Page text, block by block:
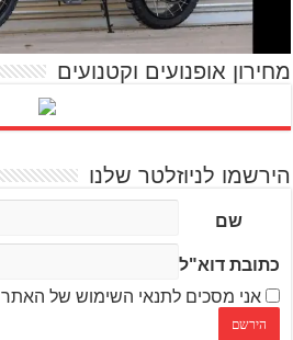
מחירון אופנועים וקטנועים
הירשמו לניוזלטר שלנו
שם
כתובת דוא"ל
אני מסכים לתנאי השימוש של האתר